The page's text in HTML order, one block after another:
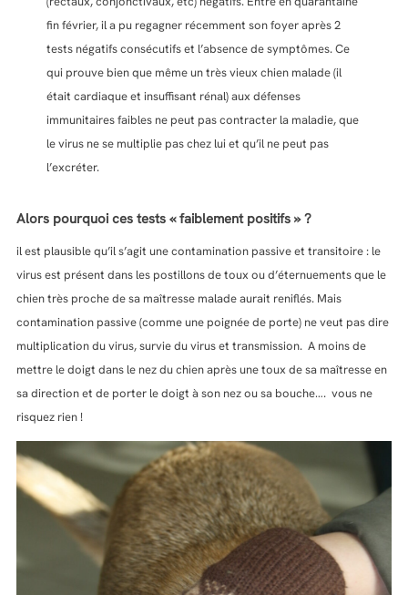
fin février, il a pu regagner récemment son foyer après 2
tests négatifs consécutifs et l’absence de symptômes. Ce
qui prouve bien que même un très vieux chien malade (il
était cardiaque et insuffisant rénal) aux défenses
immunitaires faibles ne peut pas contracter la maladie, que
le virus ne se multiplie pas chez lui et qu’il ne peut pas
l’excréter.
Alors pourquoi ces tests « faiblement positifs » ?
il est plausible qu’il s’agit une contamination passive et transitoire : le
virus est présent dans les postillons de toux ou d’éternuements que le
chien très proche de sa maîtresse malade aurait reniflés. Mais
contamination passive (comme une poignée de porte) ne veut pas dire
multiplication du virus, survie du virus et transmission. A moins de
mettre le doigt dans le nez du chien après une toux de sa maîtresse en
sa direction et de porter le doigt à son nez ou sa bouche…. vous ne
risquez rien !